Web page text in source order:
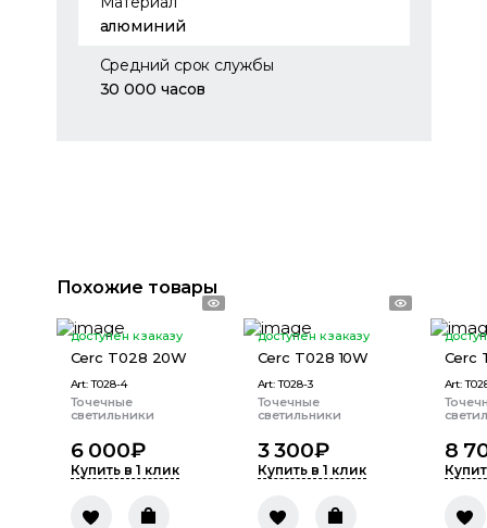
алюминий
Средний срок службы
30 000 часов
Похожие товары
доступен к заказу
Cerc T028 20W
Art:T028-4
Точечные
светильники
6 000₽
Купить в 1 клик
доступен к заказу
Cerc T028 10W
Art:T028-3
Точечные
светильники
3 300₽
Купить в 1 клик
Cerc
Art:
8